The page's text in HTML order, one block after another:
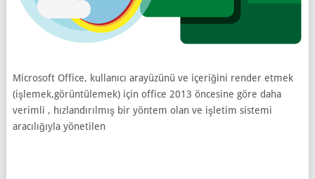
Microsoft Office, kullanıcı arayüzünü ve içeriğini render etmek
(işlemek,görüntülemek) için office 2013 öncesine göre daha
verimli , hızlandırılmış bir yöntem olan ve işletim sistemi
aracılığıyla yönetilen